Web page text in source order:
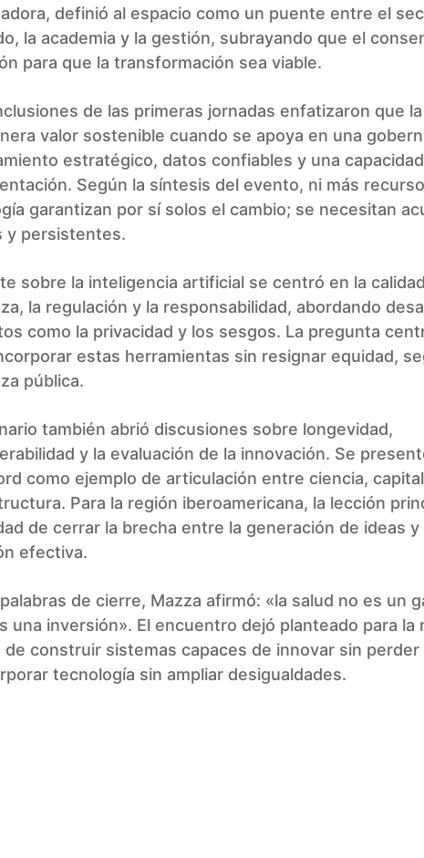
definió al espacio como un puente entre el
la academia y la gestión, subrayando que el
para que la transformación sea viable.
de las primeras jornadas enfatizaron que
valor sostenible cuando se apoya en una
estratégico, datos confiables y una
Según la síntesis del evento, ni más
garantizan por sí solos el cambio; se necesitan
y persistentes.
sobre la inteligencia artificial se centró en la
la regulación y la responsabilidad, abordando
como la privacidad y los sesgos. La pregunta
estas herramientas sin resignar equidad,
pública.
también abrió discusiones sobre longevidad,
y la evaluación de la innovación. Se
como ejemplo de articulación entre ciencia,
Para la región iberoamericana, la lección
de cerrar la brecha entre la generación de ideas y
efectiva.
de cierre, Mazza afirmó: «la salud no es un
una inversión». El encuentro dejó planteado para la
de construir sistemas capaces de innovar sin
tecnología sin ampliar desigualdades.